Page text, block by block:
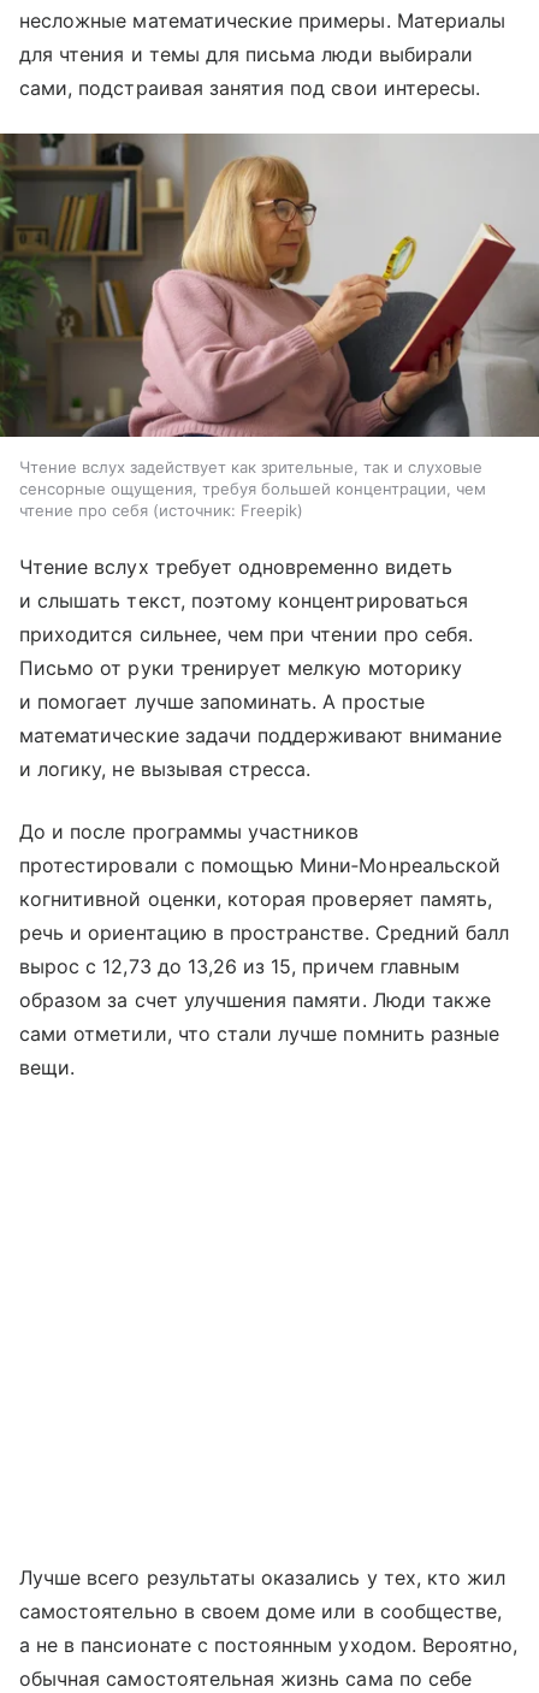
несложные математические примеры. Материалы
для чтения и темы для письма люди выбирали
сами, подстраивая занятия под свои интересы.
Чтение вслух задействует как зрительные, так и слуховые
сенсорные ощущения, требуя большей концентрации, чем
чтение про себя
источник: Freepik
Чтение вслух требует одновременно видеть
и слышать текст, поэтому концентрироваться
приходится сильнее, чем при чтении про себя.
Письмо от руки тренирует мелкую моторику
и помогает лучше запоминать. А простые
математические задачи поддерживают внимание
и логику, не вызывая стресса.
До и после программы участников
протестировали с помощью Мини‑Монреальской
когнитивной оценки, которая проверяет память,
речь и ориентацию в пространстве. Средний балл
вырос с 12,73 до 13,26 из 15, причем главным
образом за счет улучшения памяти. Люди также
сами отметили, что стали лучше помнить разные
вещи.
Лучше всего результаты оказались у тех, кто жил
самостоятельно в своем доме или в сообществе,
а не в пансионате с постоянным уходом. Вероятно,
обычная самостоятельная жизнь сама по себе